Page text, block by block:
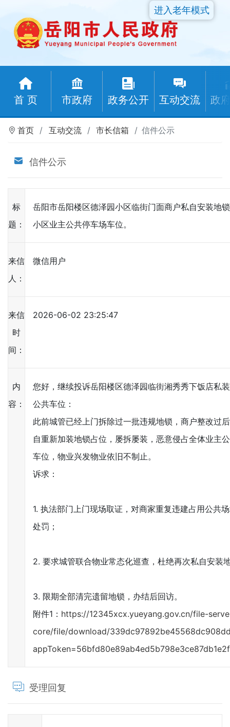
首 页 市政府 政务公开 互动交流 政
进入老年模式
首页 互动交流 市长信箱 信件公示
信件公示
标
题：
岳阳市岳阳楼区德泽园小区临街门面商户私自安装地
小区业主公共停车场车位。
来信
人：
微信用户
来信
时
间：
2026-06-02 23:25:47
内
容：
您好，继续投诉岳阳楼区德泽园临街湘秀秀下饭店私
公共车位：
此前城管已经上门拆除过一批违规地锁，商户整改过
自重新加装地锁占位，屡拆屡装，恶意侵占全体业主
车位，物业兴发物业依旧不制止。
诉求：
1. 执法部门上门现场取证，对商家重复违建占用公共
处罚；
2. 要求城管联合物业常态化巡查，杜绝再次私自安装
3. 限期全部清完遗留地锁，办结后回访。
附件1： https://12345xcx.yueyang.gov.cn/file-
core/file/download/
appToken=56bfd80e89ab4ed5b798e3ce87db1e2f
受理回复